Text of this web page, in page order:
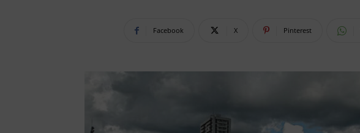
Facebook X Pinterest